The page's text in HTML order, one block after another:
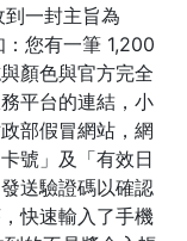
一封主旨為
：您有一筆 1,200
顏色與官方完全
平台的連結，小
部假冒網站，網
號」及「有效日
送驗證碼以確認
快速輸入了手機